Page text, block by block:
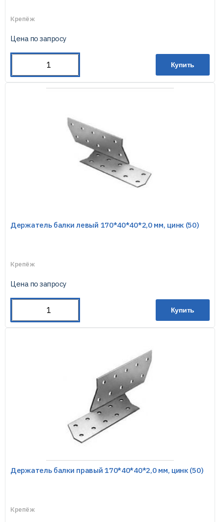
Уголок крепежный под 135 гр.
Уголок крепежный равносторонний
Уголок крепежный скользящий
Крепёж
Цена по запросу
Купить
Держатель балки левый 170*40*40*2,0 мм, цинк (50)
Крепёж
Цена по запросу
Купить
Держатель балки правый 170*40*40*2,0 мм, цинк (50)
Крепёж